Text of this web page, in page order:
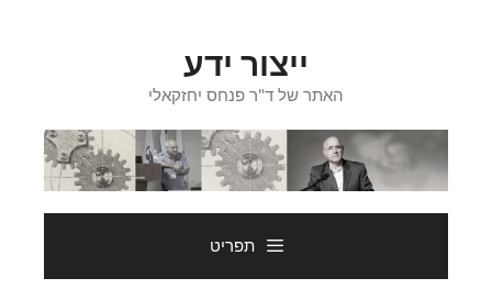
ייצור ידע
האתר של ד"ר פנחס יחזקאלי
תפריט